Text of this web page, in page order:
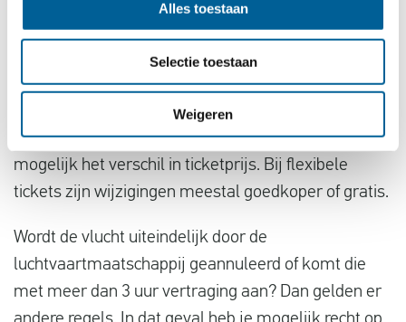
Alles toestaan
Selectie toestaan
Weigeren
Een vliegticket wijzigen kan soms gratis,
bijvoorbeeld bij een kleine foutje in de naam kort na
het boeken. Voor grotere wijzigingen, zoals een
reisdatum, betaal je vaak wijzigingskosten en
mogelijk het verschil in ticketprijs. Bij flexibele
tickets zijn wijzigingen meestal goedkoper of gratis.
Wordt de vlucht uiteindelijk door de
luchtvaartmaatschappij geannuleerd of komt die
met meer dan 3 uur vertraging aan? Dan gelden er